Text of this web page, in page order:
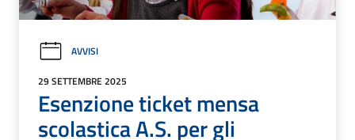
AVVISI
29 SETTEMBRE 2025
Esenzione ticket mensa
scolastica A.S. per gli